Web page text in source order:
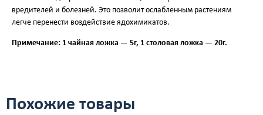
вредителей и болезней. Это позволит ослабленным растениям
легче перенести воздействие ядохимикатов.
Примечание: 1 чайная ложка — 5г, 1 столовая ложка — 20г.
Похожие товары